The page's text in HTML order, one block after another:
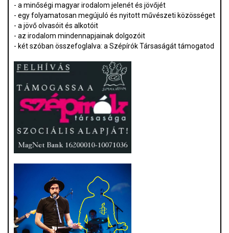
- a minőségi magyar irodalom jelenét és jövőjét
- egy folyamatosan megújuló és nyitott művészeti közösséget
- a jövő olvasóit és alkotóit
- az irodalom mindennapjainak dolgozóit
- két szóban összefoglalva: a Szépírók Társaságát támogatod